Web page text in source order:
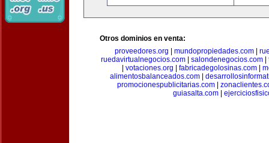
Otros dominios en venta:
proveedores.org
mundopropiedades.com|
ruedavirtualnegocios.com| salondenegocios.com|
votaciones.org fabricadegolosinas.com
alimentosbalanceados.com
promocionespublicitarias.com|
guiasalta.com|